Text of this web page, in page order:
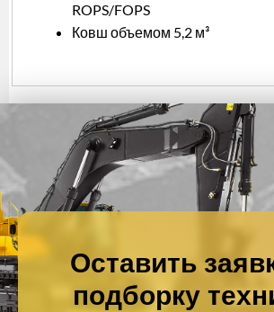
ROPS/FOPS
Ковш объемом 5,2 м³
Оставить
подборку